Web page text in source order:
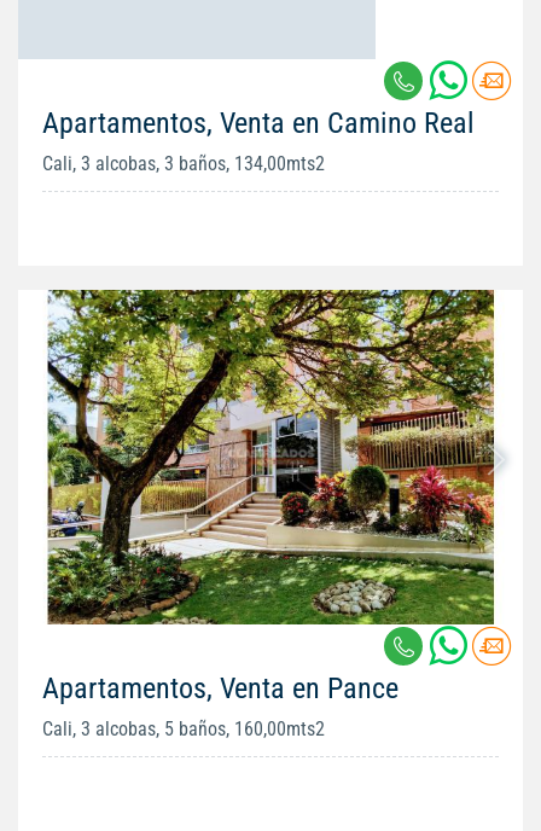
Apartamentos, Venta en Camino Real
Cali, 3 alcobas, 3 baños, 134,00mts2
Apartamentos, Venta en Pance
Cali, 3 alcobas, 5 baños, 160,00mts2